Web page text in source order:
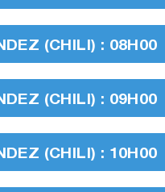
(CHILI) : 08H00
(CHILI) : 09H00
(CHILI) : 10H00